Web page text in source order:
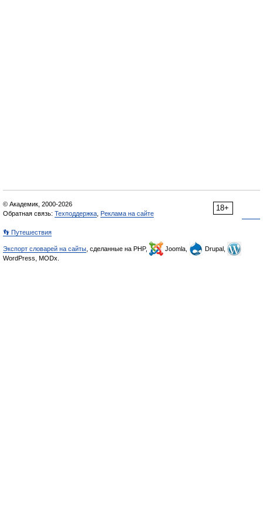
18+
© Академик, 2000-2026
Обратная связь: Техподдержка Реклама на сайте
👣 Путешествия
Экспорт словарей на сайты , сделанные на PHP, Joomla,
Drupal,
WordPress, MODx.